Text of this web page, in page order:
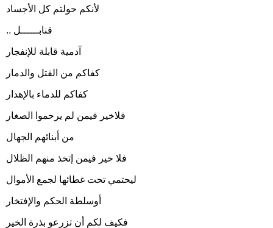
لأنكم حولتم كل الأجساد
.. قنابــــــل
آدمية قابلة للإنفجار
كفاكم من القتل والدمار
كفاكم للدماء بالإهدار
فلاخير فيمن لم يرحموا الصغار
من أبنائهم الجهال
فلا خير فيمن إتخذ منهم الظلال
ليحتمي تحت غطائها لجمع الأموال
أوسلطة الحكم والإفتخار
فكيف لكم أن تزرعو بذرة الخير